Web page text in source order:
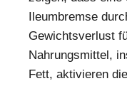
Ileumbremse
Gewichtsverlust
Nahrungsmittel,
Fett, aktivieren